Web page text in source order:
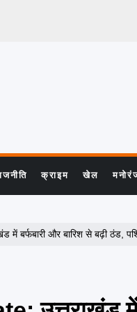
क्राइम खेल
से बढ़ी ठंड, पश्चिमी विक्षोभ से बदला मौसम का